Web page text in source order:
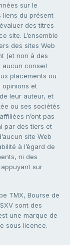
sur le
liens du présent
des titres
site. L’ensemble
des sites Web
(et non à des
aucun conseil
placements ou
opinions et
leur auteur, et
ou ses sociétés
n’ont pas
par des tiers et
site Web
à l’égard de
ni des
sur
TMX, Bourse de
sont des
une marque de
sous licence.